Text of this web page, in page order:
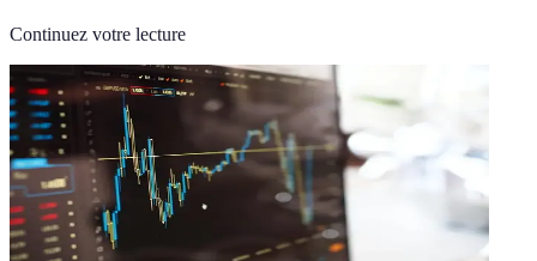
Continuez votre lecture